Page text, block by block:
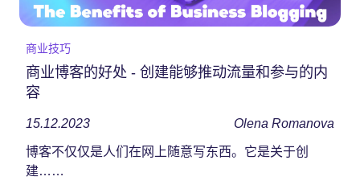
商业技巧
商业博客的好处 - 创建能够推动流量和参与的内
容
15.12.2023 Olena Romanova
博客不仅仅是人们在网上随意写东西。它是关于创
建……